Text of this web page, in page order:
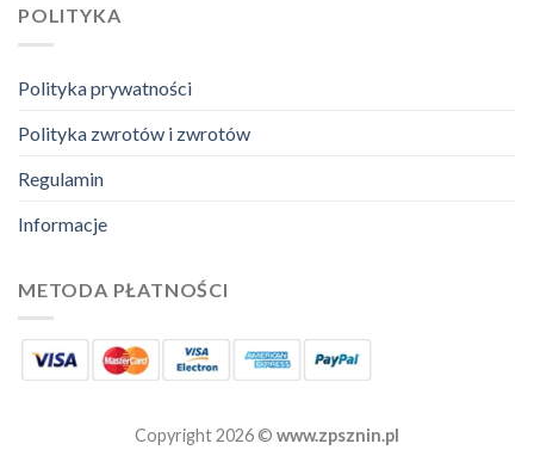
POLITYKA
Polityka prywatności
Polityka zwrotów i zwrotów
Regulamin
Informacje
METODA PŁATNOŚCI
Copyright 2026 © www.zpsznin.pl